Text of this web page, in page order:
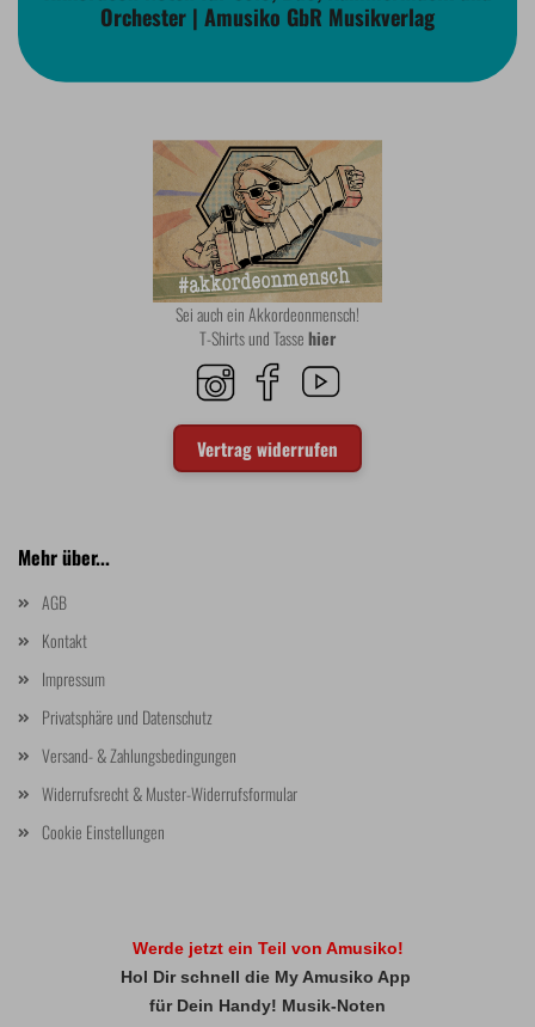
Orchester | Amusiko GbR Musikverlag
Sei auch ein Akkordeonmensch!
T-Shirts und Tassehier
Vertrag widerrufen
Mehr über...
AGB
Kontakt
Impressum
Privatsphäre und Datenschutz
Versand- & Zahlungsbedingungen
Widerrufsrecht & Muster-Widerrufsformular
Cookie Einstellungen
Werde jetzt ein Teil von Amusiko!
Hol Dir schnell die My Amusiko App
für Dein Handy! Musik-Noten